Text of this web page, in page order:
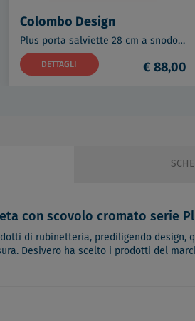
Colombo Design
Plus porta salviette 28 cm a snodo allungabile cromato codice prod: W49140CR
DETTAGLI € 88,00
con scovolo cromato serie
di rubinetteria, prediligendo
Desivero ha scelto i prodotti del